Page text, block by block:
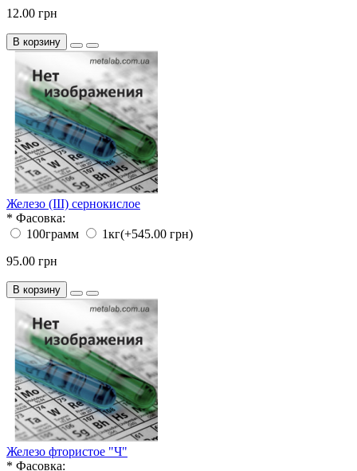
12.00 грн
В корзину
Железо (III) сернокислое
* Фасовка:
100грамм
1кг(+545.00 грн)
95.00 грн
В корзину
Железо фтористое "Ч"
* Фасовка: